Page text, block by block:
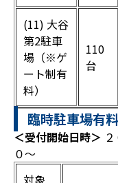
(11) 大谷
第2駐車
場（※ゲ
ート制有
料）
110
台
臨時駐車場有
＜受付開始日時＞
０～
対象